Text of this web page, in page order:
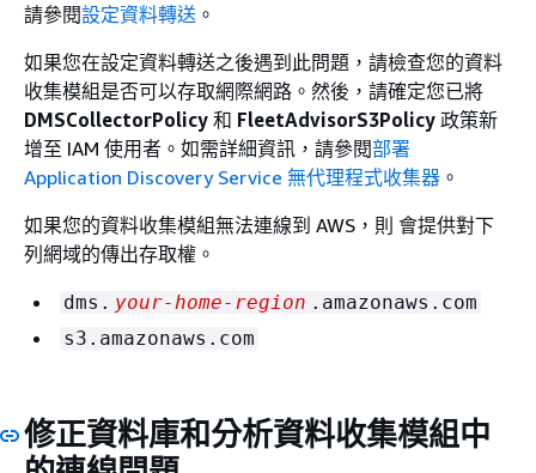
請參閱設定資料轉送 。
如果您在設定資料轉送之後遇到此問題，請檢查您的資料
收集模組是否可以存取網際網路。然後，請確定您已將
DMSCollectorPolicy 和 FleetAdvisorS3Policy 政策新
增至 IAM 使用者。如需詳細資訊，請參閱部署
Application Discovery Service 無代理程式收集器 。
如果您的資料收集模組無法連線到 AWS，則 會提供對下
列網域的傳出存取權。
dms. your-home-region .amazonaws.com
s3.amazonaws.com
修正資料庫和分析資料收集模組中